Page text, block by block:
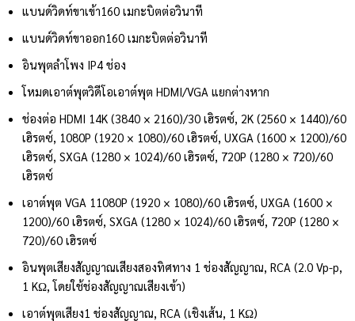
แบนด์วิดท์ขาเข้า160 เมกะบิตต่อวินาที
แบนด์วิดท์ขาออก160 เมกะบิตต่อวินาที
อินพุตลำโพง IP4 ช่อง
โหมดเอาต์พุตวิดีโอเอาต์พุต HDMI/VGA แยกต่างหาก
ช่องต่อ HDMI 1 4K (3840 × 2160)/30 เฮิรตซ์, 2K (2560 × 1440)/60
เฮิรตซ์, 1080P (1920 × 1080)/60 เฮิรตซ์, UXGA (1600 × 1200)/60
เฮิรตซ์, SXGA (1280 × 1024)/60 เฮิรตซ์, 720P (1280 × 720)/60
เฮิรตซ์
เอาต์พุต VGA 1 1080P (1920 × 1080)/60 เฮิรตซ์, UXGA (1600 ×
1200)/60 เฮิรตซ์, SXGA (1280 × 1024)/60 เฮิรตซ์, 720P (1280 ×
720)/60 เฮิรตซ์
อินพุตเสียงสัญญาณเสียงสองทิศทาง 1 ช่องสัญญาณ, RCA (2.0 Vp-p,
1 KΩ, โดยใช้ช่องสัญญาณเสียงเข้า)
เอาต์พุตเสียง1 ช่องสัญญาณ, RCA (เชิงเส้น, 1 KΩ)